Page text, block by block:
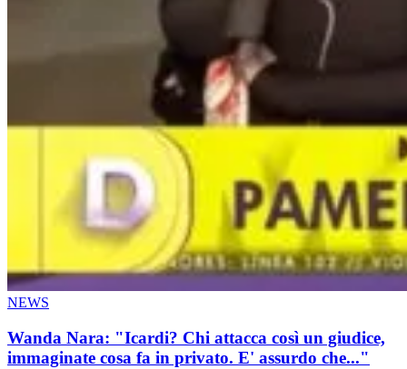
NEWS
Wanda Nara: "Icardi? Chi attacca così un giudice,
immaginate cosa fa in privato. E' assurdo che..."